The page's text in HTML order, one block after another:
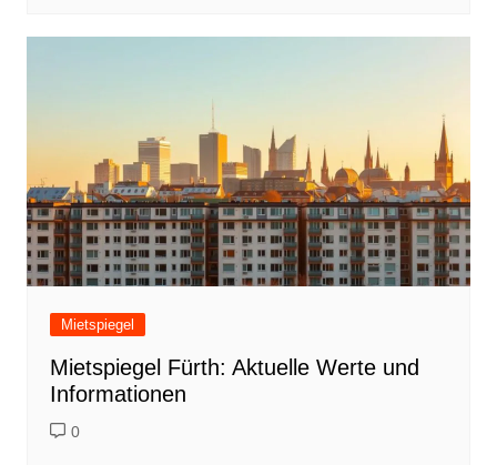
Mietspiegel
Mietspiegel Fürth: Aktuelle Werte und
Informationen
0